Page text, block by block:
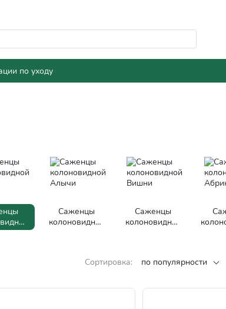
по уходу
Саженцы
колоновидной
Саженцы
колоновидной
Сортировка: по популярности